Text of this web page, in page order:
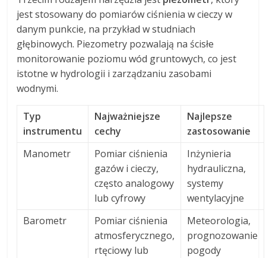
jest stosowany do pomiarów ciśnienia w cieczy w
danym punkcie, na przykład w studniach
głębinowych. Piezometry pozwalają na ścisłe
monitorowanie poziomu wód gruntowych, co jest
istotne w hydrologii i zarządzaniu zasobami
wodnymi.
Typ
instrumentu
Najważniejsze
cechy
Najlepsze
zastosowanie
Manometr
Pomiar ciśnienia
gazów i cieczy,
często analogowy
lub cyfrowy
Inżynieria
hydrauliczna,
systemy
wentylacyjne
Barometr
Pomiar ciśnienia
atmosferycznego,
rtęciowy lub
Meteorologia,
prognozowanie
pogody